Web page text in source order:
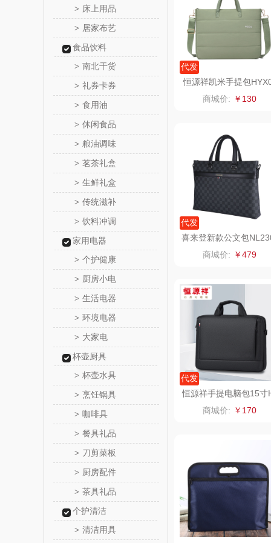
> 床上用品
> 居家布艺
食品饮料
> 南北干货
> 礼券卡券
> 食用油
> 休闲食品
> 粮油调味
> 茗茶礼盒
> 生鲜礼盒
> 传统滋补
> 饮料冲调
家用电器
> 个护健康
> 厨房小电
> 生活电器
> 环境电器
> 大家电
杯壶厨具
> 杯壶水具
> 烹饪锅具
> 咖啡具
> 餐具礼品
> 刀剪菜板
> 厨房配件
> 茶具礼品
个护清洁
> 清洁用具
舒蕾（定
周六福
苏泊尔（代
泸溪河
汉美驰
先科
润本（套
长寿花
品胜
丸美
果兹
LK
代发
恒源祥凯米手提包
商城价: ￥130
代发
喜来登新款公文包
商城价: ￥479
代发
恒源祥手提电脑包15寸
YX152XB黑色
商城价: ￥170